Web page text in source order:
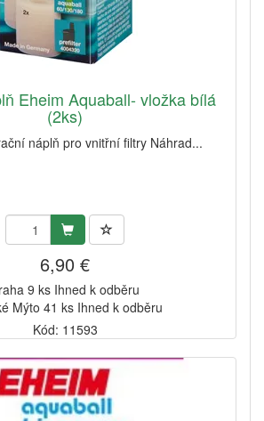
Eheim Aquaball- vložka bílá
(2ks)
náplň pro vnitřní filtry Náhrad...
6,90 €
9 ks Ihned k odběru
Mýto 41 ks Ihned k odběru
Kód: 11593